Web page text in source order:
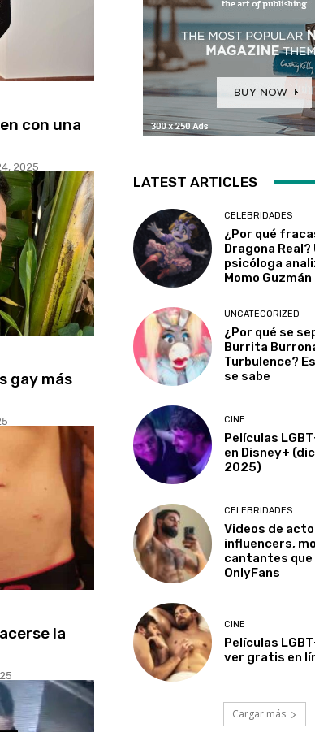
con una
2025
gay más
la
LATEST ARTICLES
CELEBRIDADES
¿Por qué
Dragona Real?
psicóloga
Momo Guzmán
UNCATEGORIZED
¿Por qué se
Burrita
Turbulence?
se sabe
CINE
Películas
en Disney+
2025)
CELEBRIDADES
Videos de
influencers,
cantantes que
OnlyFans
CINE
Películas
ver gratis en
Cargar más